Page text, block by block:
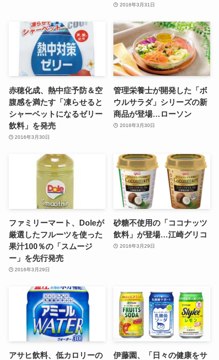
2016年3月31日
赤穂化成、熱中症予防＆空
腹感を満たす「凍らせると
シャーベットになるゼリー
飲料」を発売
2016年3月30日
管理栄養士が開発した「ボ
ウルサラダ」シリーズの新
商品が登場…ローソン
2016年3月30日
ファミリーマート、Doleが
厳選したフルーツを使った
果汁100％の「スムージ
ー」を先行発売
2016年3月29日
砂糖不使用の「ココナッツ
飲料」が登場…江崎グリコ
2016年3月29日
アサヒ飲料、低カロリーの
伊藤園、「日々の健康をサ